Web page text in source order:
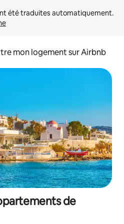
mon logement sur Airbnb
de